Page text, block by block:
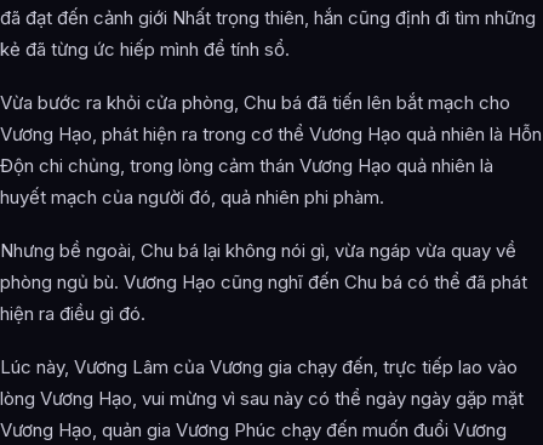
đã đạt đến cảnh giới Nhất trọng thiên, hắn cũng định đi tìm những
kẻ đã từng ức hiếp mình để tính sổ.
Vừa bước ra khỏi cửa phòng, Chu bá đã tiến lên bắt mạch cho
Vương Hạo, phát hiện ra trong cơ thể Vương Hạo quả nhiên là Hỗn
Độn chi chủng, trong lòng cảm thán Vương Hạo quả nhiên là
huyết mạch của người đó, quả nhiên phi phàm.
Nhưng bề ngoài, Chu bá lại không nói gì, vừa ngáp vừa quay về
phòng ngủ bù. Vương Hạo cũng nghĩ đến Chu bá có thể đã phát
hiện ra điều gì đó.
Lúc này, Vương Lâm của Vương gia chạy đến, trực tiếp lao vào
lòng Vương Hạo, vui mừng vì sau này có thể ngày ngày gặp mặt
Vương Hạo, quản gia Vương Phúc chạy đến muốn đuổi Vương